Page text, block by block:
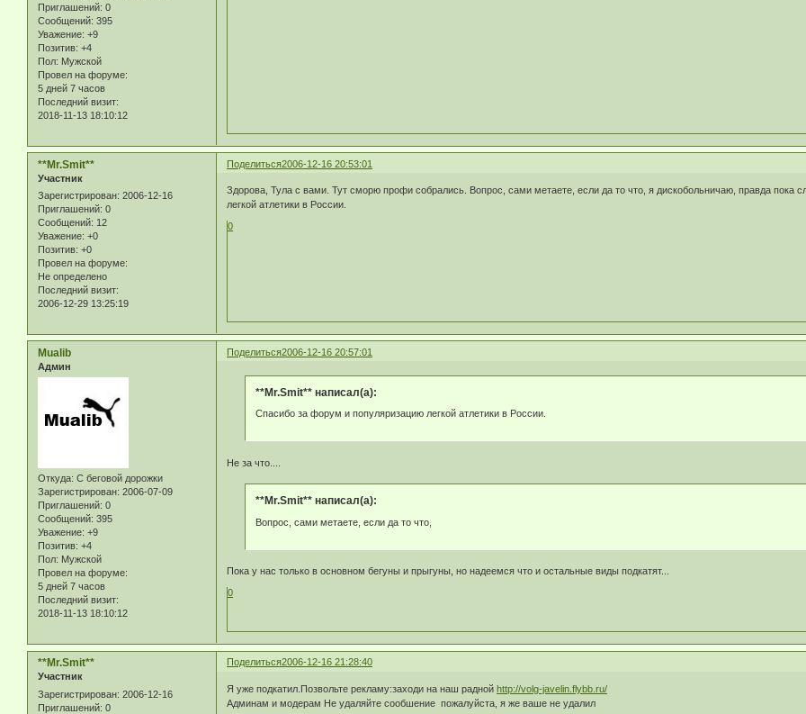
Приглашений: 0
Сообщений: 395
Уважение: +9
Позитив: +4
Пол: Мужской
Провел на форуме:
5 дней 7 часов
Последний визит:
2018-11-13 18:10:12
Поделиться2006-12-16 20:53:01
**Mr.Smit**
Участник
Зарегистрирован: 2006-12-16
Приглашений: 0
Сообщений: 12
Уважение: +0
Позитив: +0
Провел на форуме:
Не определено
Последний визит:
2006-12-29 13:25:19
Здорова, Тула с вами. Тут сморю профи собрались. Вопрос, сами метаете, если да то что, я дискобольничаю, правда
легкой атлетики в России.
0
Поделиться2006-12-16 20:57:01
Mualib
Админ
Откуда: С беговой дорожки
Зарегистрирован: 2006-07-09
Приглашений: 0
Сообщений: 395
Уважение: +9
Позитив: +4
Пол: Мужской
Провел на форуме:
5 дней 7 часов
Последний визит:
2018-11-13 18:10:12
**Mr.Smit** написал(а):
Спасибо за форум и популяризацию легкой атлетики в России.
Не за что....
**Mr.Smit** написал(а):
Вопрос, сами метаете, если да то что,
Пока у нас только в основном бегуны и прыгуны, но надеемся что и остальные виды подкатят...
0
Поделиться2006-12-16 21:28:40
**Mr.Smit**
Участник
Зарегистрирован: 2006-12-16
Приглашений: 0
Я уже подкатил.Позвольте рекламу:заходи на наш раднойhttp://volg-javelin.flybb.ru/
Админам и модерам Не удаляйте сообшение пожалуйста, я же ваше не удалил